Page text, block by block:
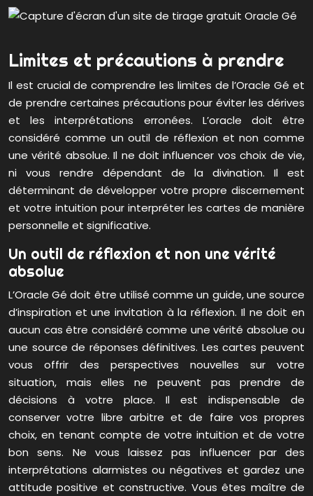
Limites et précautions à prendre
Il est crucial de comprendre les limites de l’Oracle Gé et
de prendre certaines précautions pour éviter les dérives
et les interprétations erronées. L’oracle doit être
considéré comme un outil de réflexion et non comme
une vérité absolue. Il ne doit influencer vos choix de vie,
ni vous rendre dépendant de la divination. Il est
déterminant de développer votre propre discernement
et votre intuition pour interpréter les cartes de manière
personnelle et significative.
Un outil de réflexion et non une vérité
absolue
L’Oracle Gé doit être utilisé comme un guide, une source
d’inspiration et une invitation à la réflexion. Il ne doit en
aucun cas être considéré comme une vérité absolue ou
une source de réponses définitives. Les cartes peuvent
vous offrir des perspectives nouvelles sur votre
situation, mais elles ne peuvent pas prendre de
décisions à votre place. Il est indispensable de
conserver votre libre arbitre et de faire vos propres
choix, en tenant compte de votre intuition et de votre
bon sens. Ne vous laissez pas influencer par des
interprétations alarmistes ou négatives et gardez une
attitude positive et constructive. Vous êtes maître de